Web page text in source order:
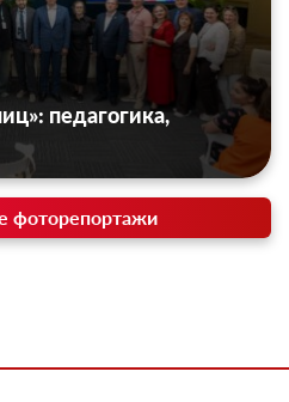
педагогика,
фоторепортажи